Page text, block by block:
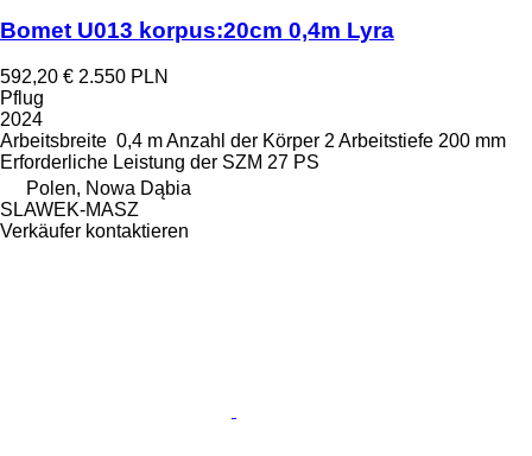
Bomet U013 korpus:20cm 0,4m Lyra
592,20 € 2.550 PLN
Pflug
2024
Arbeitsbreite 0,4 mAnzahl der Körper 2 Arbeitstiefe 200 mm
Erforderliche Leistung der SZM 27 PS
Polen, Nowa Dąbia
SLAWEK-MASZ
Verkäufer kontaktieren